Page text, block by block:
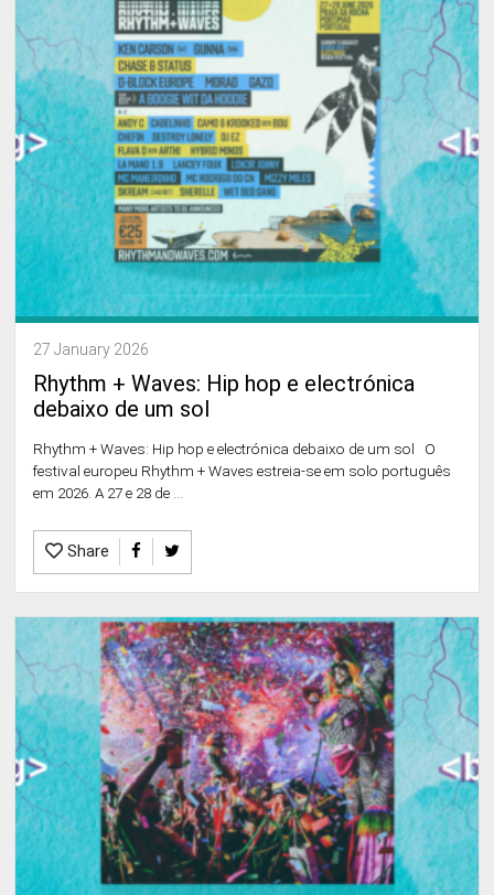
27 January 2026
Rhythm + Waves: Hip hop e electrónica
debaixo de um sol
Rhythm + Waves: Hip hop e electrónica debaixo de um sol O
festival europeu Rhythm + Waves estreia-se em solo português
em 2026. A 27 e 28 de ...
Share